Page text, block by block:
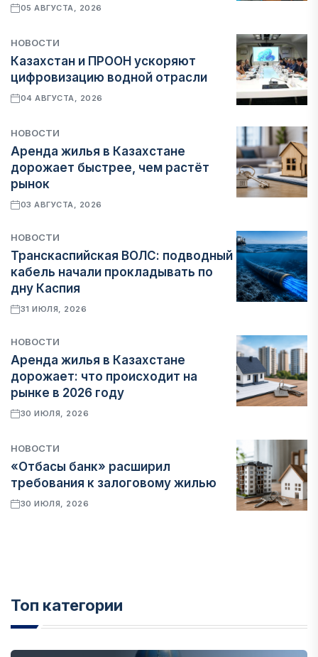
05 АВГУСТА, 2026
НОВОСТИ
Казахстан и ПРООН ускоряют
цифровизацию водной отрасли
04 АВГУСТА, 2026
НОВОСТИ
Аренда жилья в Казахстане
дорожает быстрее, чем растёт
рынок
03 АВГУСТА, 2026
НОВОСТИ
Транскаспийская ВОЛС: подводный
кабель начали прокладывать по
дну Каспия
31 ИЮЛЯ, 2026
НОВОСТИ
Аренда жилья в Казахстане
дорожает: что происходит на
рынке в 2026 году
30 ИЮЛЯ, 2026
НОВОСТИ
«Отбасы банк» расширил
требования к залоговому жилью
30 ИЮЛЯ, 2026
Топ категории